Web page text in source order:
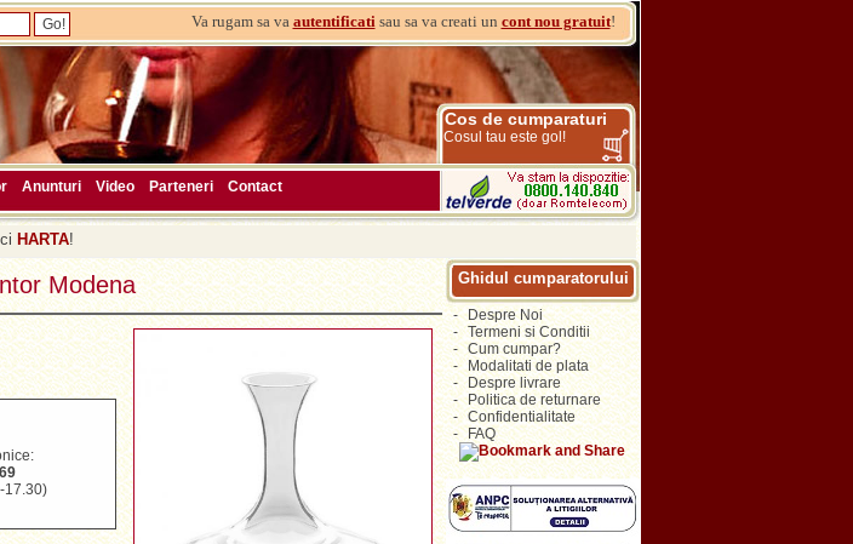
Va rugam sa va autentificatisau sa va creati un cont nou gratuit!
Cos de cumparaturi
Cosul tau este gol!
Anunturi Video Parteneri Contact
HARTA!
Modena
17.30)
Ghidul cumparatorului
- Despre Noi
- Termeni si Conditii
- Cum cumpar?
- Modalitati de plata
- Despre livrare
- Politica de returnare
- Confidentialitate
- FAQ